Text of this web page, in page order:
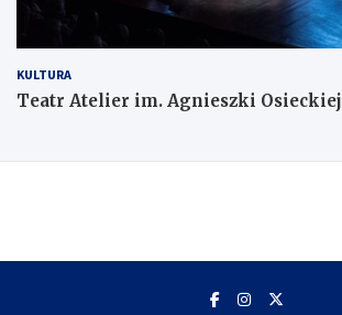
KULTURA
Teatr Atelier im. Agnieszki Osieckiej